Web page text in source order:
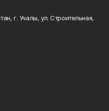
г. Учалы, ул. Строительная,